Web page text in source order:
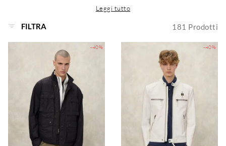
Leggi tutto
FILTRA 181 Prodotti
-40% -40%